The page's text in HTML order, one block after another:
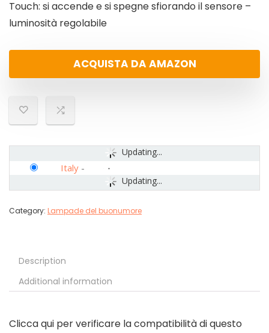
Touch: si accende e si spegne sfiorando il sensore –
luminosità regolabile
ACQUISTA DA AMAZON
Updating...
Updating...
Italy -
Category: Lampade del buonumore
Description
Additional information
Clicca qui per verificare la compatibilità di questo